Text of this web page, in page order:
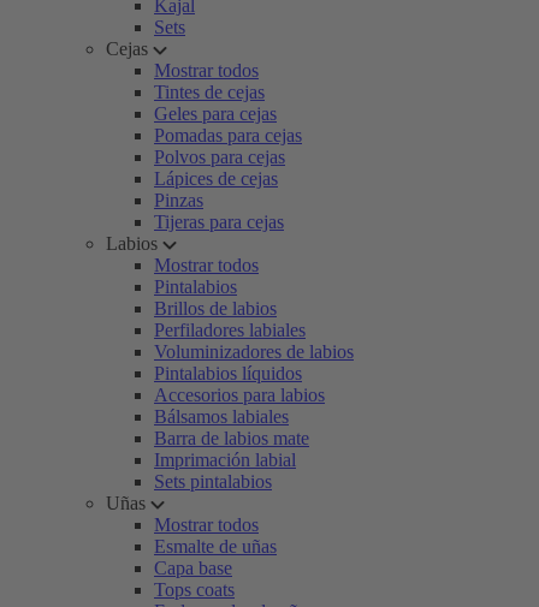
Kajal
Sets
Cejas
Mostrar todos
Tintes de cejas
Geles para cejas
Pomadas para cejas
Polvos para cejas
Lápices de cejas
Pinzas
Tijeras para cejas
Labios
Mostrar todos
Pintalabios
Brillos de labios
Perfiladores labiales
Voluminizadores de labios
Pintalabios líquidos
Accesorios para labios
Bálsamos labiales
Barra de labios mate
Imprimación labial
Sets pintalabios
Uñas
Mostrar todos
Esmalte de uñas
Capa base
Tops coats